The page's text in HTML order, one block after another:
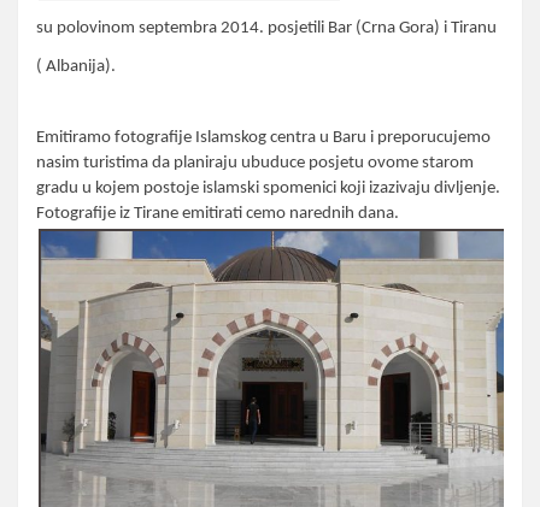
su polovinom septembra 2014. posjetili Bar (Crna Gora) i Tiranu
( Albanija).
Emitiramo fotografije Islamskog centra u Baru i preporucujemo
nasim turistima da planiraju ubuduce posjetu ovome starom
gradu u kojem postoje islamski spomenici koji izazivaju divljenje.
Fotografije iz Tirane emitirati cemo narednih dana.